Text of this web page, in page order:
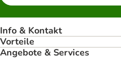
Info & Kontakt
Vorteile
Angebote & Services